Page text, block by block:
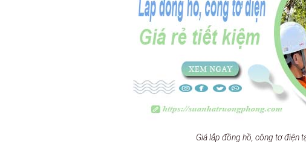
Giá lắp đồng hồ, công tơ điện